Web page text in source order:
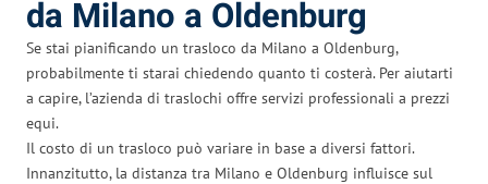
da Milano a Oldenburg
Se stai pianificando un trasloco da Milano a Oldenburg,
probabilmente ti starai chiedendo quanto ti costerà. Per aiutarti
a capire, l’azienda di traslochi offre servizi professionali a prezzi
equi.
Il costo di un trasloco può variare in base a diversi fattori.
Innanzitutto, la distanza tra Milano e Oldenburg influisce sul